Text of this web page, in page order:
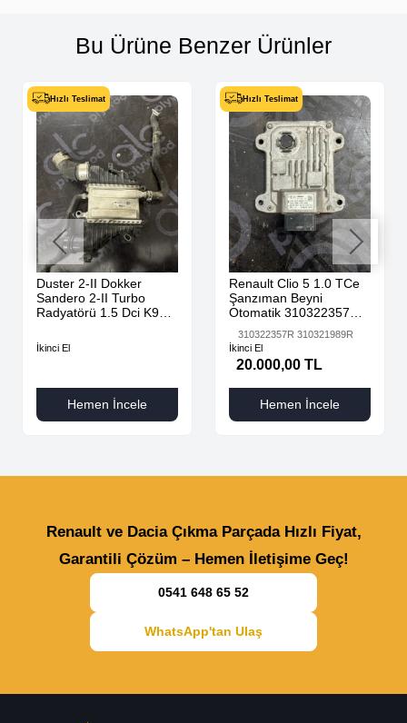
Bu Ürüne Benzer Ürünler
Hızlı Teslimat
Duster 2-II Dokker
Sandero 2-II Turbo
Radyatörü 1.5 Dci K9K
144967867R-
İkinci El
Hemen İncele
Hızlı Teslimat
Renault Clio 5 1.0 TCe
Şanzıman Beyni
Otomatik 310322357R
310322357R 310321989R
İkinci El
20.000,00 TL
Hemen İncele
Renault ve Dacia Çıkma Parçada Hızlı Fiyat,
Garantili Çözüm – Hemen İletişime Geç!
0541 648 65 52
WhatsApp'tan Ulaş